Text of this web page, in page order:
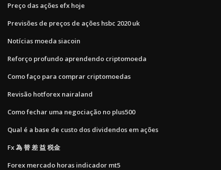
Preço das ações efx hoje
Previsões de preços de ações hsbc 2020 uk
Notícias moeda siacoin
Reforço profundo aprendendo criptomoeda
Como faço para comprar criptomoedas
Revisão hotforex nairaland
Como fechar uma negociação no plus500
Qual é a base de custo dos dividendos em ações
Fx 為 替 差 益 税金
Forex mercado horas indicador mt5